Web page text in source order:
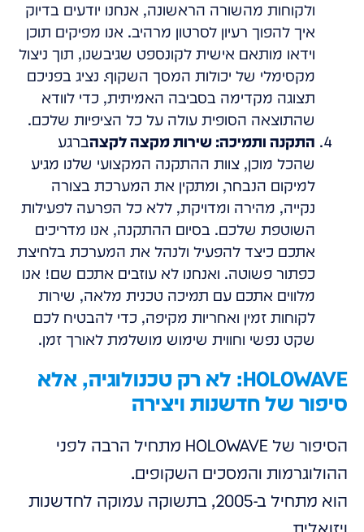
ולקוחות מהשורה הראשונה, אנחנו יודעים בדיוק
איך להפוך רעיון לסרטון מרהיב. אנו מפיקים תוכן
וידאו מותאם אישית לקונספט שגיבשנו, תוך ניצול
מקסימלי של יכולות המסך השקוף. נציג בפניכם
תצוגה מקדימה בסביבה האמיתית, כדי לוודא
שהתוצאה הסופית עולה על כל הציפיות שלכם.
התקנה ותמיכה: שירות מקצה לקצהברגע
שהכל מוכן, צוות ההתקנה המקצועי שלנו מגיע
למיקום הנבחר, ומתקין את המערכת בצורה
נקייה, מהירה ומדויקת, ללא כל הפרעה לפעילות
השוטפת שלכם. בסיום ההתקנה, אנו מדריכים
אתכם כיצד להפעיל ולנהל את המערכת בלחיצת
כפתור פשוטה. ואנחנו לא עוזבים אתכם שם! אנו
מלווים אתכם עם תמיכה טכנית מלאה, שירות
לקוחות זמין ואחריות מקיפה, כדי להבטיח לכם
שקט נפשי וחווית שימוש מושלמת לאורך זמן.
HOLOWAVE: לא רק טכנולוגיה, אלא
סיפור של חדשנות ויצירה
הסיפור של HOLOWAVE מתחיל הרבה לפני
ההולוגרמות והמסכים השקופים.
הוא מתחיל ב-2005, בתשוקה עמוקה לחדשנות